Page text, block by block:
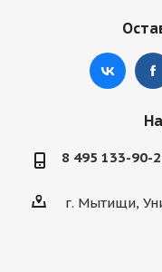
8 495 133-90-
г. Мытищи,